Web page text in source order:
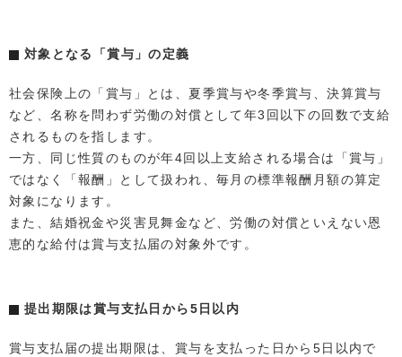
対象となる「賞与」の定義
社会保険上の「賞与」とは、夏季賞与や冬季賞与、決算賞与
など、名称を問わず労働の対償として年3回以下の回数で支給
されるものを指します。
一方、同じ性質のものが年4回以上支給される場合は「賞与」
ではなく「報酬」として扱われ、毎月の標準報酬月額の算定
対象になります。
また、結婚祝金や災害見舞金など、労働の対償といえない恩
恵的な給付は賞与支払届の対象外です。
提出期限は賞与支払日から5日以内
賞与支払届の提出期限は、賞与を支払った日から5日以内で